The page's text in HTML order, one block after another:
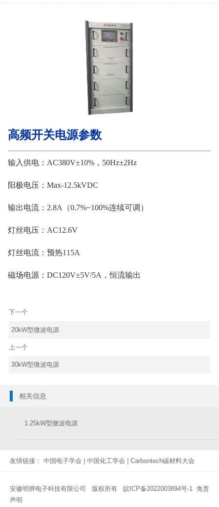
高频开关电源参数
输入供电：AC380V±10%，50Hz±2Hz
阳极电压：Max-12.5kVDC
输出电流：2.8A（0.7%~100%连续可调）
灯丝电压：AC12.6V
灯丝电流：预热115A
磁场电源：DC120V±5V/5A，恒流输出
下一个
20kW型微波电源
上一个
30kW型微波电源
相关信息
1.25kW型微波电源
友情链接： 中国电子学会 | 中国化工学会 | Carbontech碳材料大会
安徽明辨电子科技有限公司 版权所有 皖ICP备2022003894号-1
免责
声明